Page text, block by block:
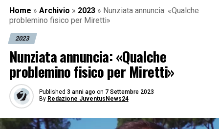
Home » Archivio » 2023 » Nunziata annuncia: «Qualche
problemino fisico per Miretti»
2023
Nunziata annuncia: «Qualche
problemino fisico per Miretti»
Published 3 anni ago on 7 Settembre 2023
By Redazione JuventusNews24